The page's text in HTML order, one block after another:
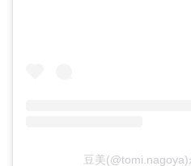
豆美